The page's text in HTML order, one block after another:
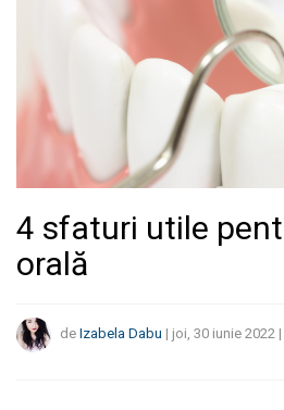
4 sfaturi utile
orală
de Izabela Dabu | joi, 30 iunie 2022 |